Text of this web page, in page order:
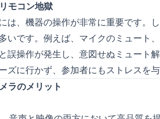
モコン地獄
は、機器の操作が非常に重要です。
いです。例えば、マイクのミュート
誤操作が発生し、意図せぬミュート
ズに行かず、参加者にもストレスを与
ラのメリット